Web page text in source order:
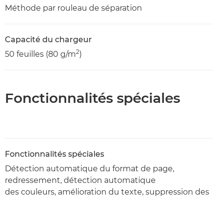
Méthode par rouleau de séparation
Capacité du chargeur
50 feuilles (80 g/m2)
Fonctionnalités spéciales
Fonctionnalités spéciales
Détection automatique du format de page,
redressement, détection automatique
des couleurs, amélioration du texte, suppression des